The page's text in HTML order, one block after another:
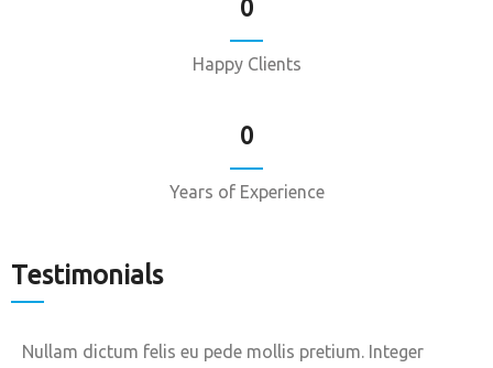
0
Happy Clients
0
Years of Experience
Testimonials
Nullam dictum felis eu pede mollis pretium. Integer